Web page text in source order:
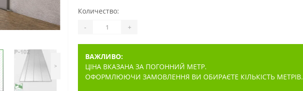
>
Количество:
- +
ВАЖЛИВО:
ЦІНА ВКАЗАНА ЗА ПОГОННИЙ МЕТР.
ОФОРМЛЮЮЧИ ЗАМОВЛЕННЯ ВИ ОБИРАЄТЕ КІЛЬКІСТЬ МЕТРІВ.